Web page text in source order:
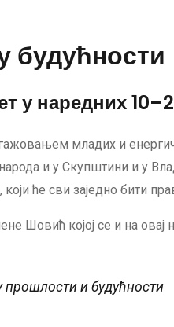
будућности
у наредних
младих и
народа и у Скупштини и у
ће сви заједно бити
Шовић којој се и на овај
прошлости и будућности